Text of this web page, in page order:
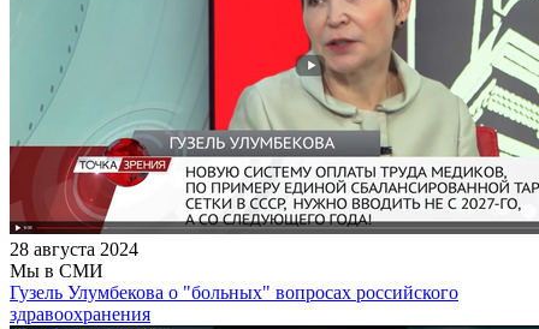
28 августа 2024
Мы в СМИ
Гузель Улумбекова о "больных" вопросах российского
здравоохранения